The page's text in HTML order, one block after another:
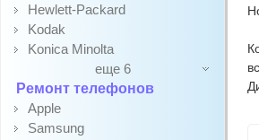
Hewlett-Packard
Kodak
Konica Minolta
еще 6
Ремонт телефонов
Apple
Samsung